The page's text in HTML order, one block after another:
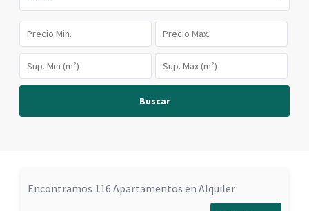
Buscar
Encontramos 116 Apartamentos en Alquiler